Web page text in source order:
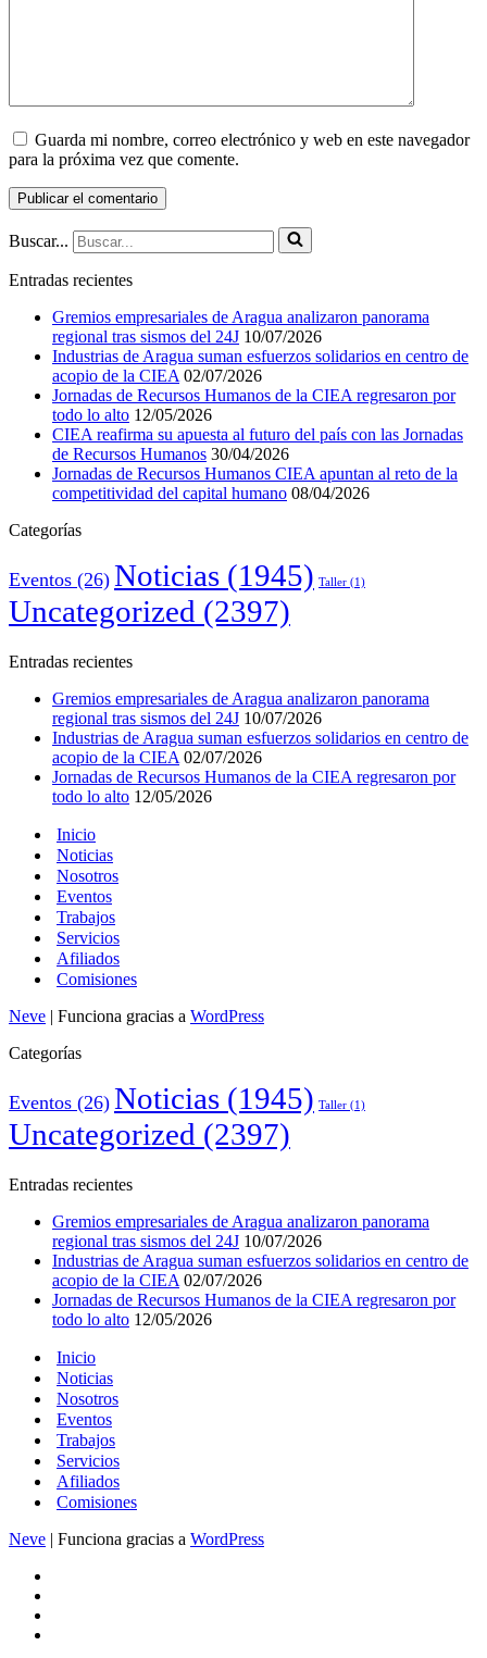
Guarda mi nombre, correo electrónico y web en este navegador
para la próxima vez que comente.
Buscar...
Entradas recientes
Gremios empresariales de Aragua analizaron panorama
regional tras sismos del 24J 10/07/2026
Industrias de Aragua suman esfuerzos solidarios en centro de
acopio de la CIEA 02/07/2026
Jornadas de Recursos Humanos de la CIEA regresaron por
todo lo alto 12/05/2026
CIEA reafirma su apuesta al futuro del país con las Jornadas
de Recursos Humanos 30/04/2026
Jornadas de Recursos Humanos CIEA apuntan al reto de la
competitividad del capital humano 08/04/2026
Categorías
Eventos (26) Noticias (1945) Taller (1)
Uncategorized (2397)
Entradas recientes
Gremios empresariales de Aragua analizaron panorama
regional tras sismos del 24J 10/07/2026
Industrias de Aragua suman esfuerzos solidarios en centro de
acopio de la CIEA 02/07/2026
Jornadas de Recursos Humanos de la CIEA regresaron por
todo lo alto 12/05/2026
Inicio
Noticias
Nosotros
Eventos
Trabajos
Servicios
Afiliados
Comisiones
Neve | Funciona gracias a WordPress
Categorías
Eventos (26) Noticias (1945) Taller (1)
Uncategorized (2397)
Entradas recientes
Gremios empresariales de Aragua analizaron panorama
regional tras sismos del 24J 10/07/2026
Industrias de Aragua suman esfuerzos solidarios en centro de
acopio de la CIEA 02/07/2026
Jornadas de Recursos Humanos de la CIEA regresaron por
todo lo alto 12/05/2026
Inicio
Noticias
Nosotros
Eventos
Trabajos
Servicios
Afiliados
Comisiones
Neve | Funciona gracias a WordPress